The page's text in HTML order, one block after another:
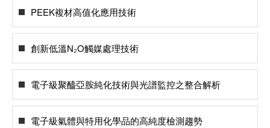
PEEK複材高值化應用技術
創新低溫N₂O觸媒處理技術
電子級聚醯亞胺純化技術與光譜監控之整合解析
電子級氣體與特用化學品的高純度檢測趨勢